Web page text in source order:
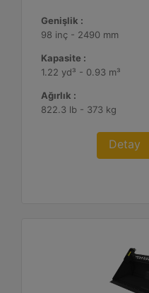
Genişlik :
98 inç - 2490 mm
Kapasite :
1.22 yd³ - 0.93 m³
Ağırlık :
822.3 lb - 373 kg
Detay